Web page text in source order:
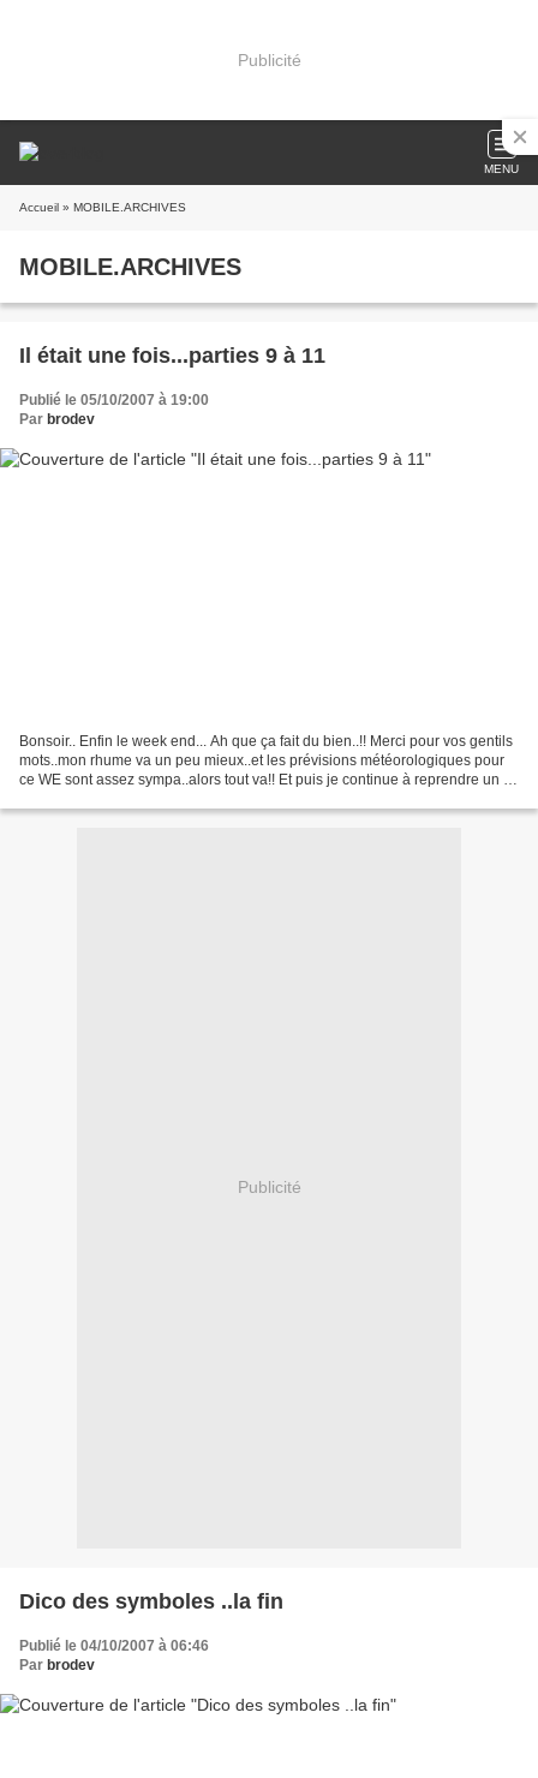
Publicité
MENU
Accueil » MOBILE.ARCHIVES
MOBILE.ARCHIVES
Il était une fois...parties 9 à 11
Publié le 05/10/2007 à 19:00
Par brodev
Bonsoir.. Enfin le week end... Ah que ça fait du bien..!! Merci pour vos gentils
mots..mon rhume va un peu mieux..et les prévisions météorologiques pour
ce WE sont assez sympa..alors tout va!! Et puis je continue à reprendre un à
Publicité
Dico des symboles ..la fin
Publié le 04/10/2007 à 06:46
Par brodev